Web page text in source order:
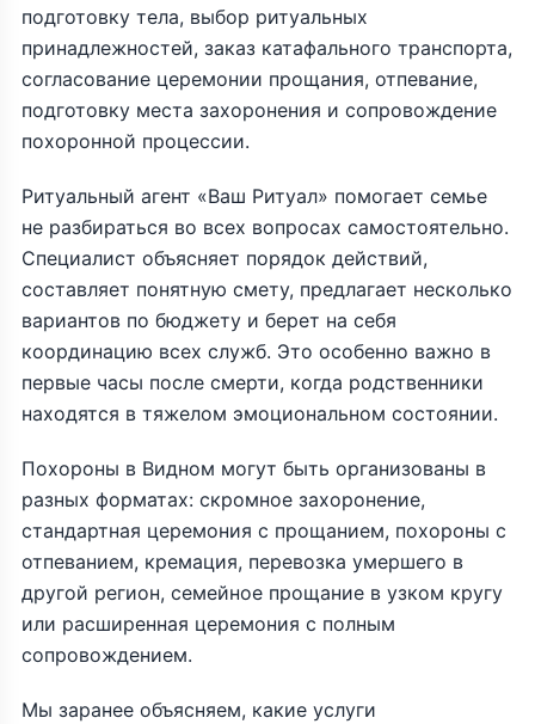
подготовку тела, выбор ритуальных
принадлежностей, заказ катафального транспорта,
согласование церемонии прощания, отпевание,
подготовку места захоронения и сопровождение
похоронной процессии.
Ритуальный агент «Ваш Ритуал» помогает семье
не разбираться во всех вопросах самостоятельно.
Специалист объясняет порядок действий,
составляет понятную смету, предлагает несколько
вариантов по бюджету и берет на себя
координацию всех служб. Это особенно важно в
первые часы после смерти, когда родственники
находятся в тяжелом эмоциональном состоянии.
Похороны в Видном могут быть организованы в
разных форматах: скромное захоронение,
стандартная церемония с прощанием, похороны с
отпеванием, кремация, перевозка умершего в
другой регион, семейное прощание в узком кругу
или расширенная церемония с полным
сопровождением.
Мы заранее объясняем, какие услуги